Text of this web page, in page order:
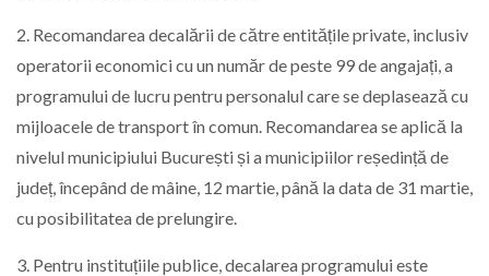
2. Recomandarea decalării de către entitățile private, inclusiv
operatorii economici cu un număr de peste 99 de angajați, a
programului de lucru pentru personalul care se deplasează cu
mijloacele de transport în comun. Recomandarea se aplică la
nivelul municipiului București și a municipiilor reședință de
județ, începând de mâine, 12 martie, până la data de 31 martie,
cu posibilitatea de prelungire.
3. Pentru instituțiile publice, decalarea programului este